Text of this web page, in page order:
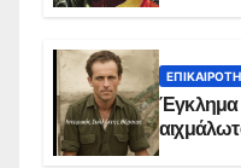
Έγκλημα